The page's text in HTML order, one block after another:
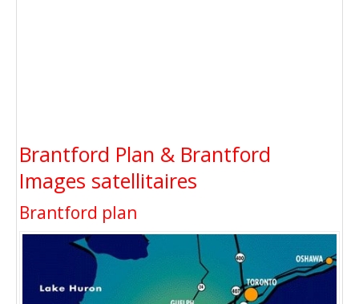
Brantford Plan & Brantford
Images satellitaires
Brantford plan